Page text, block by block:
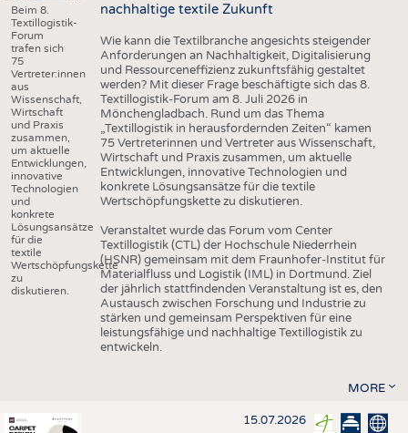
Beim 8.
Textillogistik-
Forum
trafen sich
75
Vertreter:innen
aus
Wissenschaft,
Wirtschaft
und Praxis
zusammen,
um aktuelle
Entwicklungen,
innovative
Technologien
und
konkrete
Lösungsansätze
für die
textile
Wertschöpfungskette
zu
diskutieren.
nachhaltige textile Zukunft
Wie kann die Textilbranche angesichts steigender
Anforderungen an Nachhaltigkeit, Digitalisierung
und Ressourceneffizienz zukunftsfähig gestaltet
werden? Mit dieser Frage beschäftigte sich das 8.
Textillogistik-Forum am 8. Juli 2026 in
Mönchengladbach. Rund um das Thema
„Textillogistik in herausfordernden Zeiten“ kamen
75 Vertreterinnen und Vertreter aus Wissenschaft,
Wirtschaft und Praxis zusammen, um aktuelle
Entwicklungen, innovative Technologien und
konkrete Lösungsansätze für die textile
Wertschöpfungskette zu diskutieren.
Veranstaltet wurde das Forum vom Center
Textillogistik (CTL) der Hochschule Niederrhein
(HSNR) gemeinsam mit dem Fraunhofer-Institut für
Materialfluss und Logistik (IML) in Dortmund. Ziel
der jährlich stattfindenden Veranstaltung ist es, den
Austausch zwischen Forschung und Industrie zu
stärken und gemeinsam Perspektiven für eine
leistungsfähige und nachhaltige Textillogistik zu
entwickeln.
MORE
15.07.2026